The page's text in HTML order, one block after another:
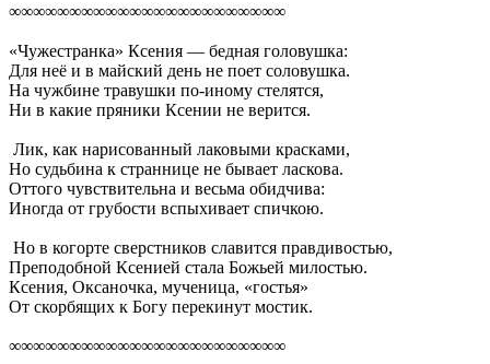
∞∞∞∞∞∞∞∞∞∞∞∞∞∞∞∞∞∞∞∞∞∞∞
«Чужестранка» Ксения — бедная головушка:
Для неё и в майский день не поет соловушка.
На чужбине травушки по-иному стелятся,
Ни в какие пряники Ксении не верится.
Лик, как нарисованный лаковыми красками,
Но судьбина к страннице не бывает ласкова.
Оттого чувствительна и весьма обидчива:
Иногда от грубости вспыхивает спичкою.
Но в когорте сверстников славится правдивостью,
Преподобной Ксенией стала Божьей милостью.
Ксения, Оксаночка, мученица, «гостья»
От скорбящих к Богу перекинут мостик.
∞∞∞∞∞∞∞∞∞∞∞∞∞∞∞∞∞∞∞∞∞∞∞